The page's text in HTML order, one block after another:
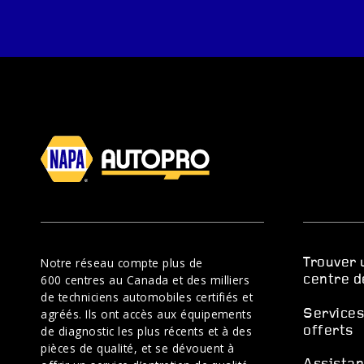
Notre réseau compte plus de
600 centres au Canada et des milliers
de techniciens automobiles certifiés et
agréés. Ils ont accès aux équipements
de diagnostic les plus récents et à des
pièces de qualité, et se dévouent à
Trouver
centre
Services
offerts